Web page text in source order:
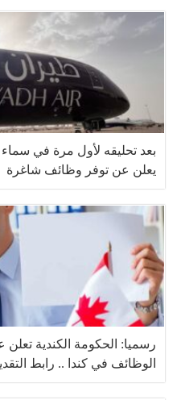
بعد تحليقه لأول مرة في
يعلن عن توفر وظائف شاغرة
رسميا: الحكومة الكندية
الوظائف في كندا .. رابط